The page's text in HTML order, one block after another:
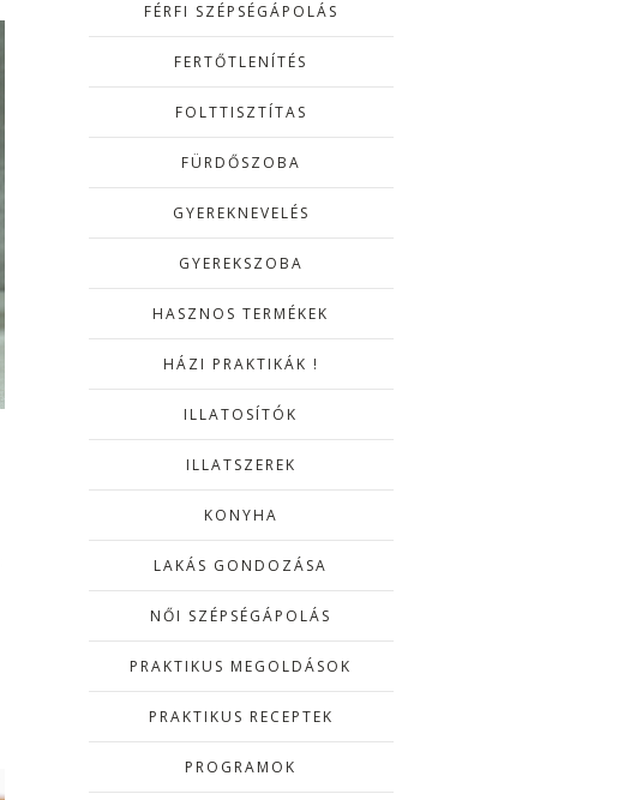
FÉRFI SZÉPSÉGÁPOLÁS
FERTŐTLENÍTÉS
FOLTTISZTÍTAS
FÜRDŐSZOBA
GYEREKNEVELÉS
GYEREKSZOBA
HASZNOS TERMÉKEK
HÁZI PRAKTIKÁK !
ILLATOSÍTÓK
ILLATSZEREK
KONYHA
LAKÁS GONDOZÁSA
NŐI SZÉPSÉGÁPOLÁS
PRAKTIKUS MEGOLDÁSOK
PRAKTIKUS RECEPTEK
PROGRAMOK